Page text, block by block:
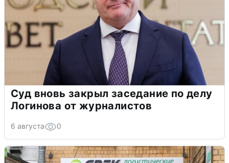
Суд вновь закрыл заседание по делу
Логинова от журналистов
6 августа 0